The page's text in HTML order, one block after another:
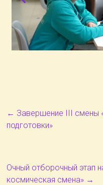
← Завершение III смены
подготовки»
Очный отборочный этап
космическая смена» →